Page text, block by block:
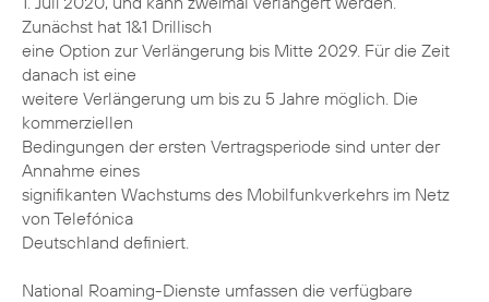
Zunächst hat 1&1 Drillisch
eine Option zur Verlängerung bis Mitte 2029. Für die Zeit
danach ist eine
weitere Verlängerung um bis zu 5 Jahre möglich. Die
kommerziellen
Bedingungen der ersten Vertragsperiode sind unter der
Annahme eines
signifikanten Wachstums des Mobilfunkverkehrs im Netz
von Telefónica
Deutschland definiert.
National Roaming-Dienste umfassen die verfügbare